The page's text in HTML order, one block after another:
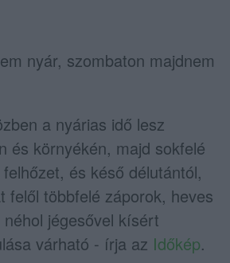
nyár, szombaton majdnem
a nyárias idő lesz
és környékén, majd sokfelé
és késő délutántól,
felől többfelé záporok, heves
jégesővel kísért
várható - írja az Időkép.